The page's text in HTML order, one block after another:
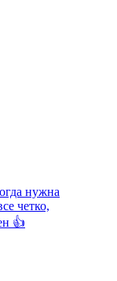
нужна
четко,
👍